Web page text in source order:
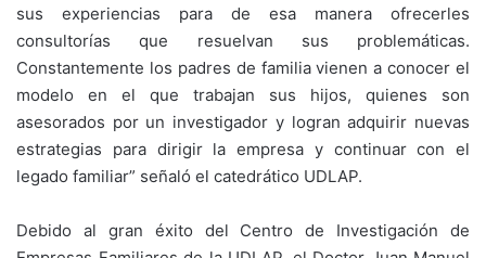
sus experiencias para de esa manera ofrecerles
consultorías que resuelvan sus problemáticas.
Constantemente los padres de familia vienen a conocer el
modelo en el que trabajan sus hijos, quienes son
asesorados por un investigador y logran adquirir nuevas
estrategias para dirigir la empresa y continuar con el
legado familiar” señaló el catedrático UDLAP.
Debido al gran éxito del Centro de Investigación de